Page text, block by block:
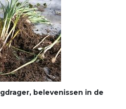
belevenissen in de